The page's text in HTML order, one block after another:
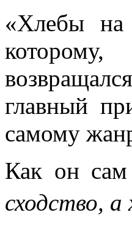
«Хлебы на
главный
самому
Как он
сходство,